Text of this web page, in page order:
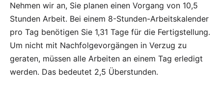
Nehmen wir an, Sie planen einen Vorgang von 10,5
Stunden Arbeit. Bei einem 8-Stunden-Arbeitskalender
pro Tag benötigen Sie 1,31 Tage für die Fertigstellung.
Um nicht mit Nachfolgevorgängen in Verzug zu
geraten, müssen alle Arbeiten an einem Tag erledigt
werden. Das bedeutet 2,5 Überstunden.